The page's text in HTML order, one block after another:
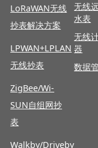
LoRaWAN无线
抄表解决方案
LPWAN+LPLAN
无线抄表
ZigBee/Wi-
SUN自组网抄
表
Walkby/Driveby
无线
水表
无线
器
数据